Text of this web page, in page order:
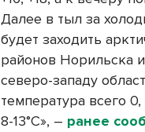
Далее в тыл за
будет заходить
районов Норильска
северо-западу
температура всего
8-13°C», – ранее